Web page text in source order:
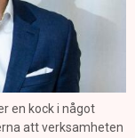
en kock i något
att verksamheten